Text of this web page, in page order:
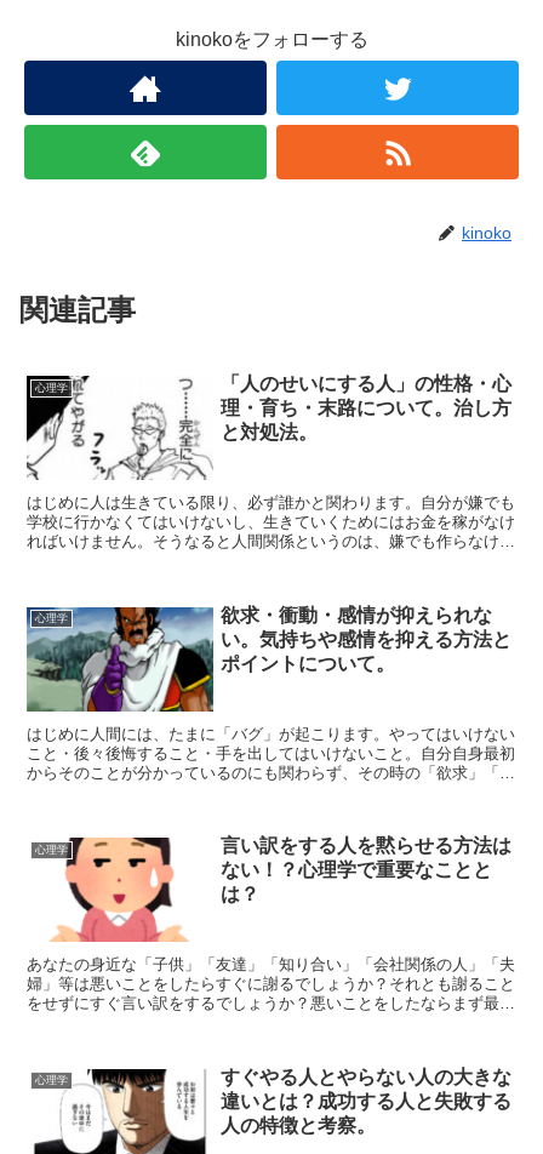
kinokoをフォローする
kinoko
関連記事
心理学
「人のせいにする人」の性格・心
理・育ち・末路について。治し方
と対処法。
はじめに人は生きている限り、必ず誰かと関わります。自分が嫌でも
学校に行かなくてはいけないし、生きていくためにはお金を稼がなけ
ればいけません。そうなると人間関係というのは、嫌でも作らなけれ
心理学
欲求・衝動・感情が抑えられな
い。気持ちや感情を抑える方法と
ポイントについて。
はじめに人間には、たまに「バグ」が起こります。やってはいけない
こと・後々後悔すること・手を出してはいけないこと。自分自身最初
からそのことが分かっているのにも関わらず、その時の「欲求」「衝
心理学
言い訳をする人を黙らせる方法は
ない！？心理学で重要なことと
は？
あなたの身近な「子供」「友達」「知り合い」「会社関係の人」「夫
婦」等は悪いことをしたらすぐに謝るでしょうか？それとも謝ること
をせずにすぐ言い訳をするでしょうか？悪いことをしたならまず最初
心理学
すぐやる人とやらない人の大きな
違いとは？成功する人と失敗する
人の特徴と考察。